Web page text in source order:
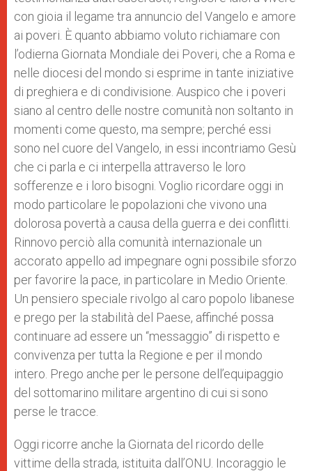
con gioia il legame tra annuncio del Vangelo e amore
ai poveri. È quanto abbiamo voluto richiamare con
l’odierna Giornata Mondiale dei Poveri, che a Roma e
nelle diocesi del mondo si esprime in tante iniziative
di preghiera e di condivisione. Auspico che i poveri
siano al centro delle nostre comunità non soltanto in
momenti come questo, ma sempre; perché essi
sono nel cuore del Vangelo, in essi incontriamo Gesù
che ci parla e ci interpella attraverso le loro
sofferenze e i loro bisogni. Voglio ricordare oggi in
modo particolare le popolazioni che vivono una
dolorosa povertà a causa della guerra e dei conflitti.
Rinnovo perciò alla comunità internazionale un
accorato appello ad impegnare ogni possibile sforzo
per favorire la pace, in particolare in Medio Oriente.
Un pensiero speciale rivolgo al caro popolo libanese
e prego per la stabilità del Paese, affinché possa
continuare ad essere un “messaggio” di rispetto e
convivenza per tutta la Regione e per il mondo
intero. Prego anche per le persone dell’equipaggio
del sottomarino militare argentino di cui si sono
perse le tracce.
Oggi ricorre anche la Giornata del ricordo delle
vittime della strada, istituita dall’ONU. Incoraggio le